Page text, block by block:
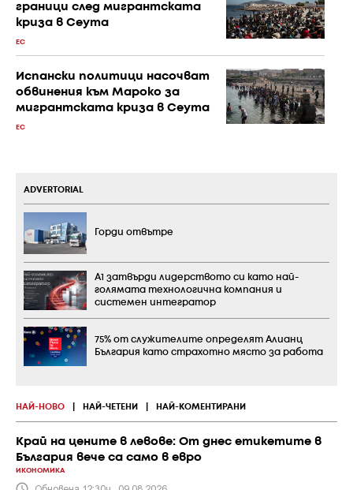
граници след мигрантската
криза в Сеута
ЕС
Испански политици насочват
обвинения към Мароко за
мигрантската криза в Сеута
ЕС
НАЙ-НОВО НАЙ-ЧЕТЕНИ НАЙ-КОМЕНТИРАНИ
Край на цените в левове: От днес етикетите в
България вече са само в евро
ИКОНОМИКА
ADVERTORIAL
Горди отвътре
А1 затвърди лидерството си като най-
голямата технологична компания и
системен интегратор
75% от служителите определят Алианц
България като страхотно място за работа